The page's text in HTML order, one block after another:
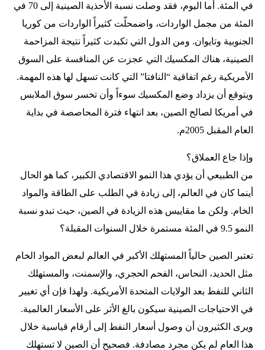
في المئة. أما اليوم، فقد وصلت نسبة الأحذية الصينية إلى 70 في
المئة من مجمل الواردات، واضمحلّت كثيراً الواردات من كوريا
الجنوبية وتايوان. ومن الدول التي تكبدت كثيراً نتيجة المزاحمة
الصينية، هناك المكسيك التي عجزت عن المنافسة على السوق
الأمريكية رغم اتفاقية “النافتا” التي كانت تسهل لها هذه المهمة.
ويتوقع أن يزداد وضع المكسيك سوءاً وأن تخسر سوق الملابس
في أمريكا لصالح الصين، بعد انتهاء فترة المحاصصة في بداية
العام المقبل 2005م.
وإذا جاع العملاق؟
من الطبيعي أن يؤدي هذا النمو الاقتصادي الكبير، كما هو الحال
أينما كان في العالم، إلى زيادة في الطلب على الطاقة والمواد
الخام. ولكن ما مقاييس هذه الزيادة في الصين، حيث تبدو نسبة
النمو 9.5 في المئة مستمرة خلال السنوات المقبلة؟
تعتبر الصين حالياً المستهلك الأكبر في العالم لبعض المواد الخام
مثل الحديد، النحاس، الفحم الحجري، والإسمنت، والمستهلك
الثاني للنفط بعد الولايات المتحدة الأمريكية. ولهذا فإن أي تغيير
في الاحتياجات الصينية سيكون بالغ الأثر على الأسعار العالمية.
ويرى الكثيرون أن وصول أسعار النفط إلى أرقام قياسية خلال
هذا العام لم يكن مجرد مصادفة. فصحيح أن الصين لا تستهلك